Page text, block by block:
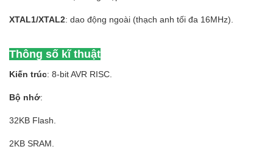
XTAL1/XTAL2: dao động ngoài (thạch anh tối đa 16MHz).
Thông số kĩ thuật
Kiến trúc: 8-bit AVR RISC.
Bộ nhớ:
32KB Flash.
2KB SRAM.